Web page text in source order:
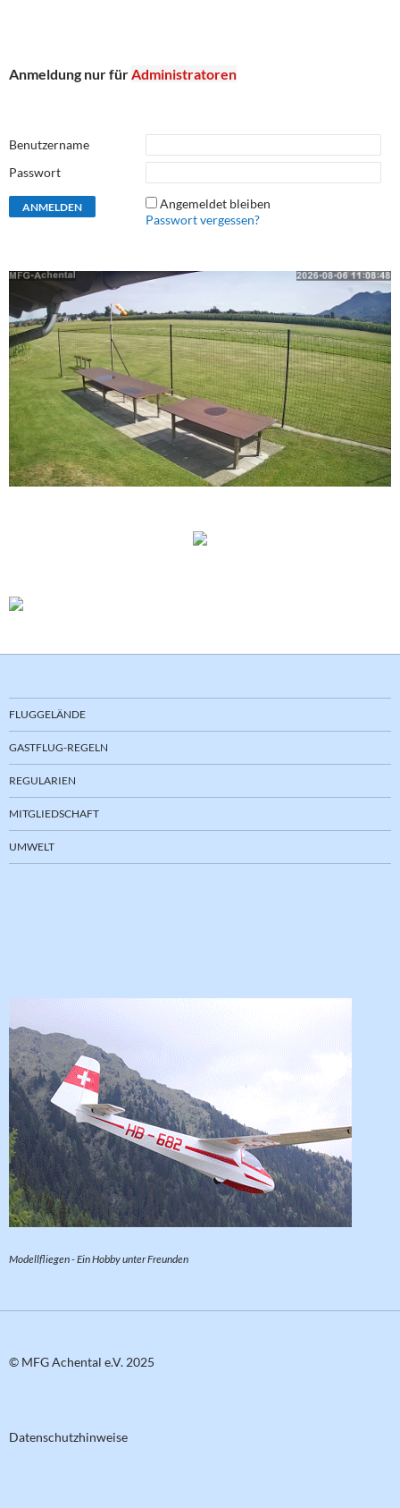
Anmeldung nur fürAdministratoren
Benutzername
Passwort
Angemeldet bleiben
Passwort vergessen?
FLUGGELÄNDE
GASTFLUG-REGELN
REGULARIEN
MITGLIEDSCHAFT
UMWELT
Modellfliegen - Ein Hobby unter Freunden
© MFG Achental e.V. 2025
Datenschutzhinweise